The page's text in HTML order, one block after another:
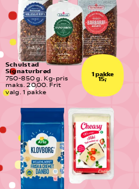
1 pakke
15,-
Schulstad
Signaturbrød
750-850 g. Kg-pris
maks. 20,00. Frit
valg. 1 pakke